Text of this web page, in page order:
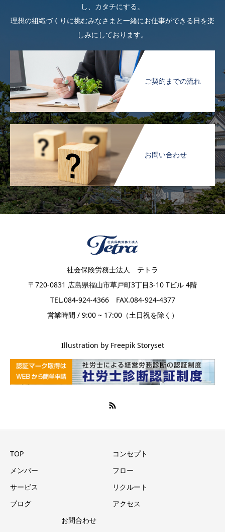
し、カタチにする。
理想の組織づくりに挑むみなさまと一緒にお仕事ができる日を楽
しみにしております。
ご契約までの流れ
お問い合わせ
社会保険労務士法人 テトラ
〒720-0831 広島県福山市草戸町3丁目3-10 Tビル 4階
TEL.084-924-4366 FAX.084-924-4377
営業時間 / 9:00 ~ 17:00（土日祝を除く）
Illustration by Freepik Storyset
TOP
コンセプト
メンバー
フロー
サービス
リクルート
ブログ
アクセス
お問合わせ